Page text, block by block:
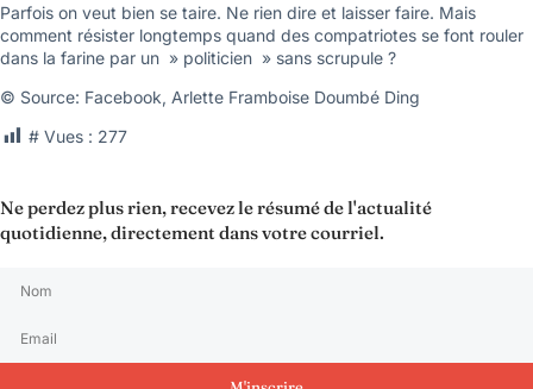
Parfois on veut bien se taire. Ne rien dire et laisser faire. Mais
comment résister longtemps quand des compatriotes se font rouler
dans la farine par un » politicien » sans scrupule ?
© Source: Facebook, Arlette Framboise Doumbé Ding
# Vues : 277
Ne perdez plus rien, recevez le résumé de l'actualité
quotidienne, directement dans votre courriel.